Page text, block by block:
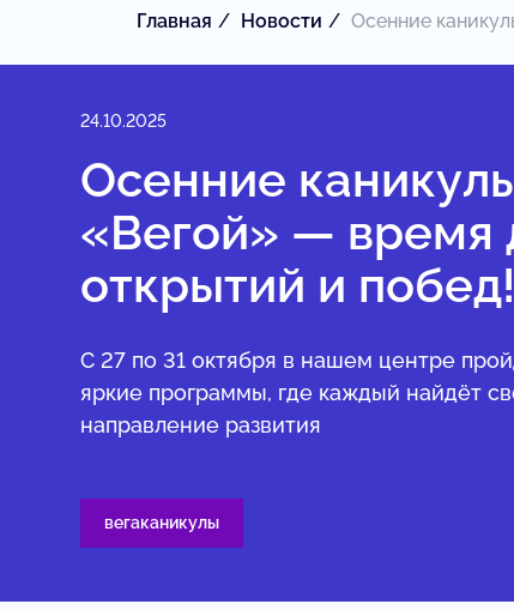
Главная Новости Осенние
24.10.2025
Осенние
«Вегой» — время
открытий и побед!
С 27 по 31 октября в нашем центре
яркие программы, где каждый найдёт
направление развития
вегаканикулы